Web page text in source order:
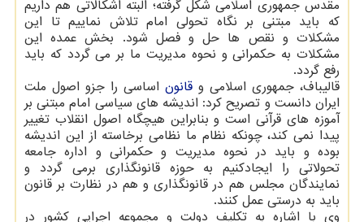
مقدس جمهوری اسلامی شکل گرفته؛ البته اشکالاتی هم داریم
که باید مبتنی بر نگاه تحولی امام تلاش نماییم تا این
مشکلات و نقص ها حل و فصل شود. بخش عمده این
مشکلات به حکمرانی و نحوه مدیریت ما بر می گردد که باید
رفع گردد.
قالیباف، جمهوری اسلامی و قانون اساسی را جزو اصول ملت
ایران دانست و تصریح کرد: اندیشه های سیاسی امام مبتنی بر
آموزه های قرآنی است و بنابراین هیچگاه اصول انقلاب تغییر
پیدا نمی کند، چونکه نظام ما نظامی برخاسته از این اندیشه
بوده و باید در نحوه مدیریت و حکمرانی و اداره جامعه
تحولاتی را ایجادکنیم به حوزه قانونگذاری برمی گردد و
نمایندگان مجلس هم در قانونگذاری و هم در نظارت بر قانون
باید به درستی عمل کنند.
وی با اشاره به تکلیف دولت و مجموعه اجرایی کشور در